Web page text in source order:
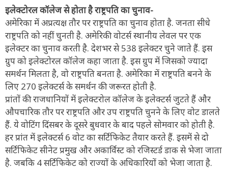
इलेक्टोरल कॉलेज से होता है राष्ट्रपति का चुनाव-
अमेरिका में अप्रत्यक्ष तौर पर राष्ट्रपति का चुनाव होता है. जनता सीधे
राष्ट्रपति को नहीं चुनती है. अमेरिकी वोटर्स स्थानीय लेवल पर एक
इलेक्टर का चुनाव करती है. देशभर से 538 इलेक्टर चुने जाते हैं. इस
ग्रुप को इलेक्टोरल कॉलेज कहा जाता है. इस ग्रुप में जिसको ज्यादा
समर्थन मिलता है, वो राष्ट्रपति बनता है. अमेरिका में राष्ट्रपति बनने के
लिए 270 इलेक्टर्स के समर्थन की जरूरत होती है.
प्रांतों की राजधानियों में इलेक्टरोल कॉलेज के इलेक्टर्स जुटते हैं और
औपचारिक तौर पर राष्ट्रपति और उप राष्ट्रपति चुनने के लिए वोट डालते
हैं. ये वोटिंग दिंसबर के दूसरे बुधवार के बाद पहले सोमवार को होती है.
हर प्रांत में इलेक्टर्स 6 वोट का सर्टिफिकेट तैयार करते हैं. इसमें से दो
सर्टिफिकेट सीनेट प्रमुख और अकार्विस्ट को रजिस्टर्ड डाक से भेजा जाता
है. जबकि 4 सर्टिफिकेट को राज्यों के अधिकारियों को भेजा जाता है.